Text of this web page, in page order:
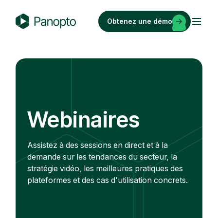
n
o
Obtenez une démo
Webinaires
Assistez à des sessions en direct et à la
demande sur les tendances du secteur, la
stratégie vidéo, les meilleures pratiques des
plateformes et des cas d'utilisation concrets.